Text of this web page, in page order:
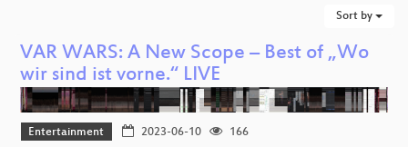
Sort by
VAR WARS: A New Scope – Best of „Wo
wir sind ist vorne.“ LIVE
Entertainment 2023-06-10
166